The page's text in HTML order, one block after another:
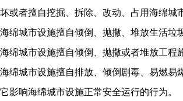
坏或者擅自挖掘、拆除、改动、占用海绵城
海绵城市设施擅自倾倒、抛撒、堆放生活垃
海绵城市设施擅自倾倒、抛撒或者堆放工
海绵城市设施擅自排放、倾倒剧毒、易燃易
它影响海绵城市设施正常安全运行的行为。